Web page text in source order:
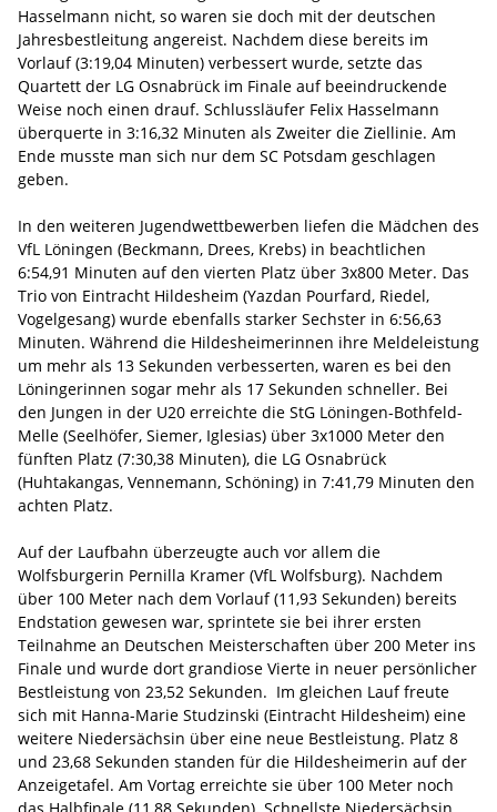
Hasselmann nicht, so waren sie doch mit der deutschen
Jahresbestleitung angereist. Nachdem diese bereits im
Vorlauf (3:19,04 Minuten) verbessert wurde, setzte das
Quartett der LG Osnabrück im Finale auf beeindruckende
Weise noch einen drauf. Schlussläufer Felix Hasselmann
überquerte in 3:16,32 Minuten als Zweiter die Ziellinie. Am
Ende musste man sich nur dem SC Potsdam geschlagen
geben.
In den weiteren Jugendwettbewerben liefen die Mädchen des
VfL Löningen (Beckmann, Drees, Krebs) in beachtlichen
6:54,91 Minuten auf den vierten Platz über 3x800 Meter. Das
Trio von Eintracht Hildesheim (Yazdan Pourfard, Riedel,
Vogelgesang) wurde ebenfalls starker Sechster in 6:56,63
Minuten. Während die Hildesheimerinnen ihre Meldeleistung
um mehr als 13 Sekunden verbesserten, waren es bei den
Löningerinnen sogar mehr als 17 Sekunden schneller. Bei
den Jungen in der U20 erreichte die StG Löningen-Bothfeld-
Melle (Seelhöfer, Siemer, Iglesias) über 3x1000 Meter den
fünften Platz (7:30,38 Minuten), die LG Osnabrück
(Huhtakangas, Vennemann, Schöning) in 7:41,79 Minuten den
achten Platz.
Auf der Laufbahn überzeugte auch vor allem die
Wolfsburgerin Pernilla Kramer (VfL Wolfsburg). Nachdem
über 100 Meter nach dem Vorlauf (11,93 Sekunden) bereits
Endstation gewesen war, sprintete sie bei ihrer ersten
Teilnahme an Deutschen Meisterschaften über 200 Meter ins
Finale und wurde dort grandiose Vierte in neuer persönlicher
Bestleistung von 23,52 Sekunden. Im gleichen Lauf freute
sich mit Hanna-Marie Studzinski (Eintracht Hildesheim) eine
weitere Niedersächsin über eine neue Bestleistung. Platz 8
und 23,68 Sekunden standen für die Hildesheimerin auf der
Anzeigetafel. Am Vortag erreichte sie über 100 Meter noch
das Halbfinale (11,88 Sekunden). Schnellste Niedersächsin